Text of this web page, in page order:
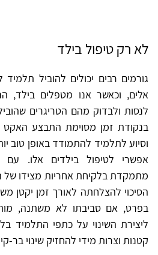
לא רק טיפול בילד
גורמים רבים יכולים להוביל
אלים, וכאשר אנו מטפלים בילד,
לנסות ולבדוק מהם הטריגרים
בנקודת זמן מסוימת התבצע האקט
וסיוע לתלמיד להתמודד באופן
אפשרי לטיפול בילדים אלו.
מתמקדת בלקיחת אחריות מצידו של
הסיכוי להצלחתה לאורך זמן יקטן
בפרט, אם סביבתו לא משתנה,
ליצירת השינוי על כתפי התלמיד
קטנות וצרות מידי להחזיק שינוי בר-